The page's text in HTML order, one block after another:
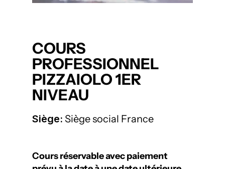
COURS
PROFESSIONNEL
PIZZAIOLO 1ER
NIVEAU
Siège: Siège social France
Cours réservable avec paiement